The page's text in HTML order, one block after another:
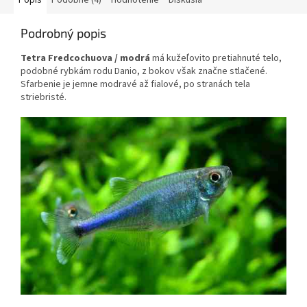
Podrobný popis
Tetra Fredcochuova / modrá má kužeľovito pretiahnuté telo,
podobné rybkám rodu Danio, z bokov však značne stlačené.
Sfarbenie je jemne modravé až fialové, po stranách tela
striebristé.